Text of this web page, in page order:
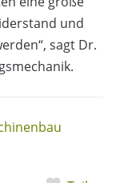
und
sagt Dr.